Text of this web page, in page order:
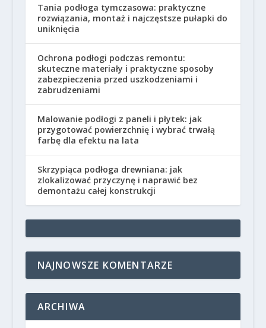
Tania podłoga tymczasowa: praktyczne
rozwiązania, montaż i najczęstsze pułapki do
uniknięcia
Ochrona podłogi podczas remontu:
skuteczne materiały i praktyczne sposoby
zabezpieczenia przed uszkodzeniami i
zabrudzeniami
Malowanie podłogi z paneli i płytek: jak
przygotować powierzchnię i wybrać trwałą
farbę dla efektu na lata
Skrzypiąca podłoga drewniana: jak
zlokalizować przyczynę i naprawić bez
demontażu całej konstrukcji
NAJNOWSZE KOMENTARZE
ARCHIWA